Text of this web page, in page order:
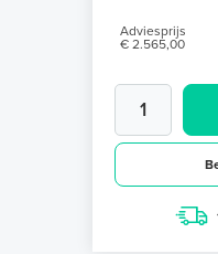
Adviesprijs
€ 2.565,00